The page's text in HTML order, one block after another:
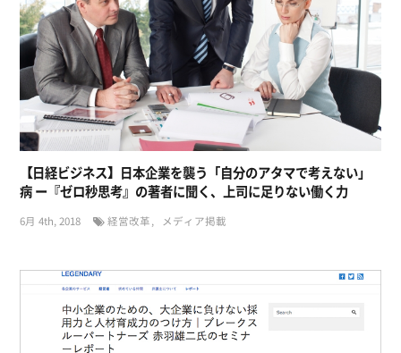
【日経ビジネス】日本企業を襲う「自分のアタマで考えない」
病 ー『ゼロ秒思考』の著者に聞く、上司に足りない働く力
6月 4th, 2018 経営改革 メディア掲載